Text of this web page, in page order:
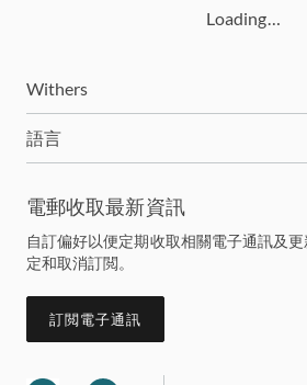
Loading…
Withers
語言
電郵收取最新資訊
自訂偏好以便定期收取相關電子通訊及
定和取消訂閲。
訂閲電子通訊